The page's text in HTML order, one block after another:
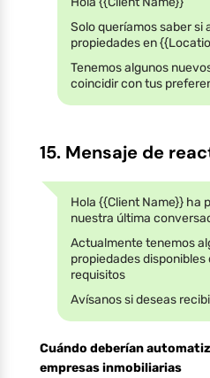
Solo queríamos saber si
propiedades en
Tenemos algunos
coincidir con tus
15. Mensaje de
Hola {{Client Name}} ha
nuestra última
Actualmente tenemos
propiedades
requisitos
Avísanos si deseas
Cuándo deberían
empresas inmobiliarias